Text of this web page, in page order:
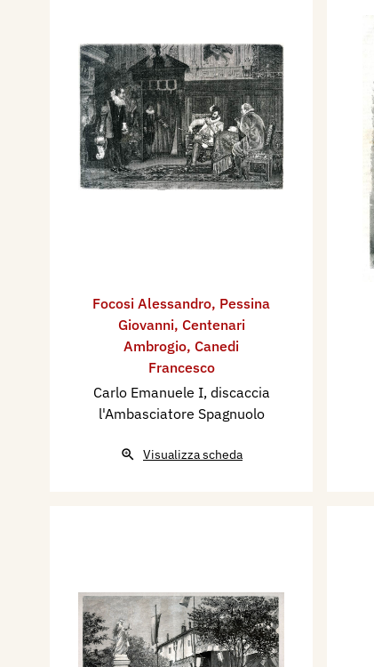
Focosi Alessandro, Pessina
Giovanni, Centenari
Ambrogio, Canedi
Francesco
Carlo Emanuele I, discaccia
l'Ambasciatore Spagnuolo
Visualizza scheda